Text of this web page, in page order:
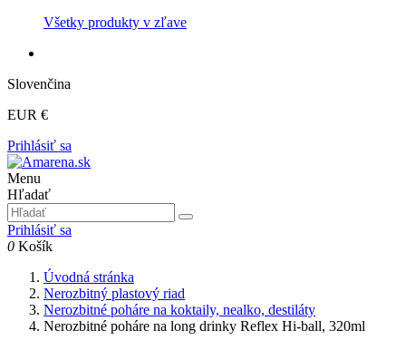
Všetky produkty v zľave
Slovenčina
EUR €
Prihlásiť sa
Menu
Hľadať
Prihlásiť sa
0 Košík
Úvodná stránka
Nerozbitný plastový riad
Nerozbitné poháre na koktaily, nealko, destiláty
Nerozbitné poháre na long drinky Reflex Hi-ball, 320ml